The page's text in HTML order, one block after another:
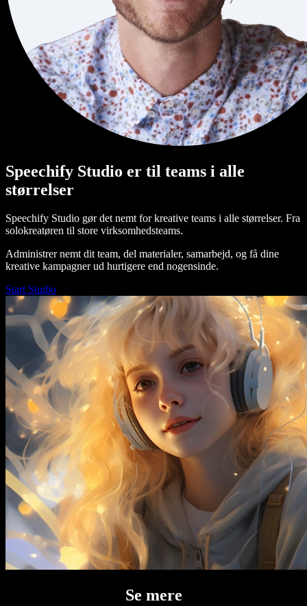
Speechify Studio er til teams i alle
størrelser
Speechify Studio gør det nemt for kreative teams i alle størrelser. Fra
solokreatøren til store virksomhedsteams.
Administrer nemt dit team, del materialer, samarbejd, og få dine
kreative kampagner ud hurtigere end nogensinde.
Start Studio
Se mere